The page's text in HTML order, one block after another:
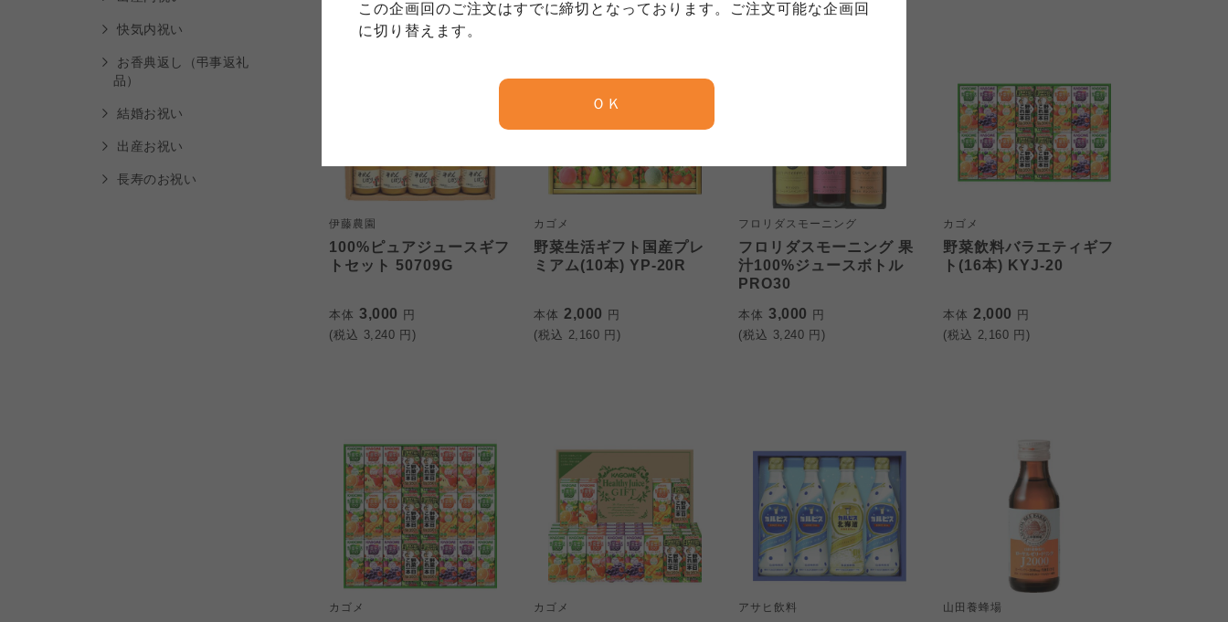
この企画回のご注文はすでに締切となっております。ご注文可能な企画回
に切り替えます。
ＯＫ
快気内祝い
お香典返し（弔事返礼
品）
結婚お祝い
出産お祝い
長寿のお祝い
伊藤農園
100%ピュアジュースギフ
トセット 50709G
本体 3,000 円
(税込 3,240 円)
カゴメ
野菜生活ギフト国産プレ
ミアム(10本) YP-20R
本体 2,000 円
(税込 2,160 円)
フロリダスモーニング
フロリダスモーニング 果
汁100%ジュースボトル
PRO30
本体 3,000 円
(税込 3,240 円)
カゴメ
野菜飲料バラエティギフ
ト(16本) KYJ-20
本体 2,000 円
(税込 2,160 円)
カゴメ カゴメ アサヒ飲料 山田養蜂場
める利用約款をご確認のうえ、ご利用ください。なお、クチコミ投稿については、利用約款の細則として規定されています。
おおさかパルコープ
よどがわ市民生協 大阪いずみ市民生協 わかやま市民生協
コープ事業連合、ならびに各生協の「個人情報保護方針」については各生協のボタンをクリックしてご確認ください。
ならコープ おおさかパルコープ
大阪いずみ市民生協 わかやま市民生協
各生協の「特定商取引法に基づく表記について」については各生協のボタンをクリックしてご確認ください。
おおさかパルコープ
大阪いずみ市民生協 わかやま市民生協